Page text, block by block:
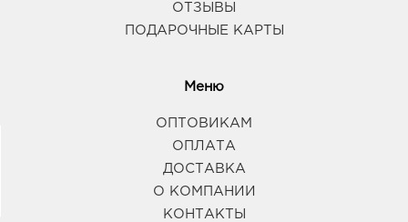
ОТЗЫВЫ
ПОДАРОЧНЫЕ КАРТЫ
Меню
ОПТОВИКАМ
ОПЛАТА
ДОСТАВКА
О КОМПАНИИ
КОНТАКТЫ